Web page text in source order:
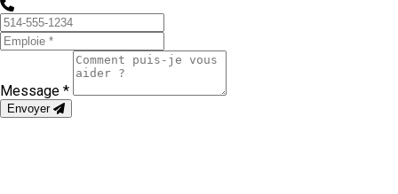
Message *
Envoyer